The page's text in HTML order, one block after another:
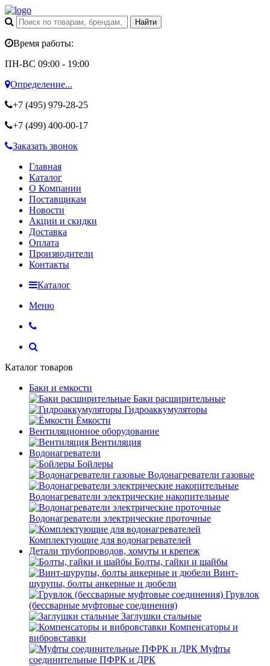
Время работы:
ПН-ВС 09:00 - 19:00
Определение...
+7 (495) 979-28-25
+7 (499) 400-00-17
Заказать звонок
Главная
Каталог
О Компании
Поставщикам
Новости
Акции и скидки
Доставка
Оплата
Производители
Контакты
Каталог
Меню
Каталог товаров
Баки и емкости
Баки расширительные
Гидроаккумуляторы
Ёмкости
Вентиляционное оборудование
Вентиляция
Водонагреватели
Бойлеры
Водонагреватели газовые
Водонагреватели электрические накопительные
Водонагреватели электрические проточные
Комплектующие для водонагревателей
Детали трубопроводов, хомуты и крепеж
Болты, гайки и шайбы
Винт-
шурупы, болты анкерные и дюбели
Грувлок
(бессварные муфтовые соединения)
Заглушки стальные
Компенсаторы и
вибровставки
Муфты
соединительные ПФРК и ДРК